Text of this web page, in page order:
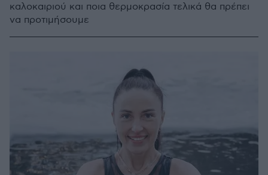
καλοκαιριού και ποια θερμοκρασία τελικά θα πρέπει
να προτιμήσουμε